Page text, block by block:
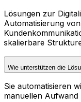
Lösungen zur
Automatisierung
skalierbare
Wie unterstützen die
Sie automatisieren
manuellen